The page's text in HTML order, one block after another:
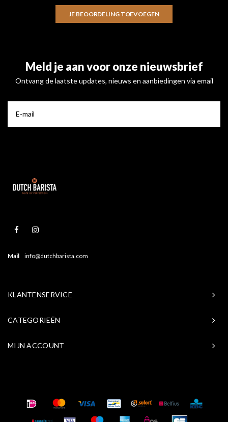
JE BEOORDELING TOEVOEGEN
Meld je aan voor onze nieuwsbrief
Ontvang de laatste updates, nieuws en aanbiedingen via email
Mail info@dutchbarista.com
KLANTENSERVICE
CATEGORIEËN
MIJN ACCOUNT